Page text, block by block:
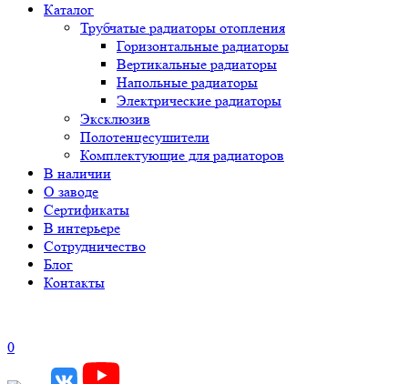
Каталог
Трубчатые радиаторы отопления
Горизонтальные радиаторы
Вертикальные радиаторы
Напольные радиаторы
Электрические радиаторы
Эксклюзив
Полотенцесушители
Комплектующие для радиаторов
В наличии
О заводе
Сертификаты
В интерьере
Сотрудничество
Блог
Контакты
0